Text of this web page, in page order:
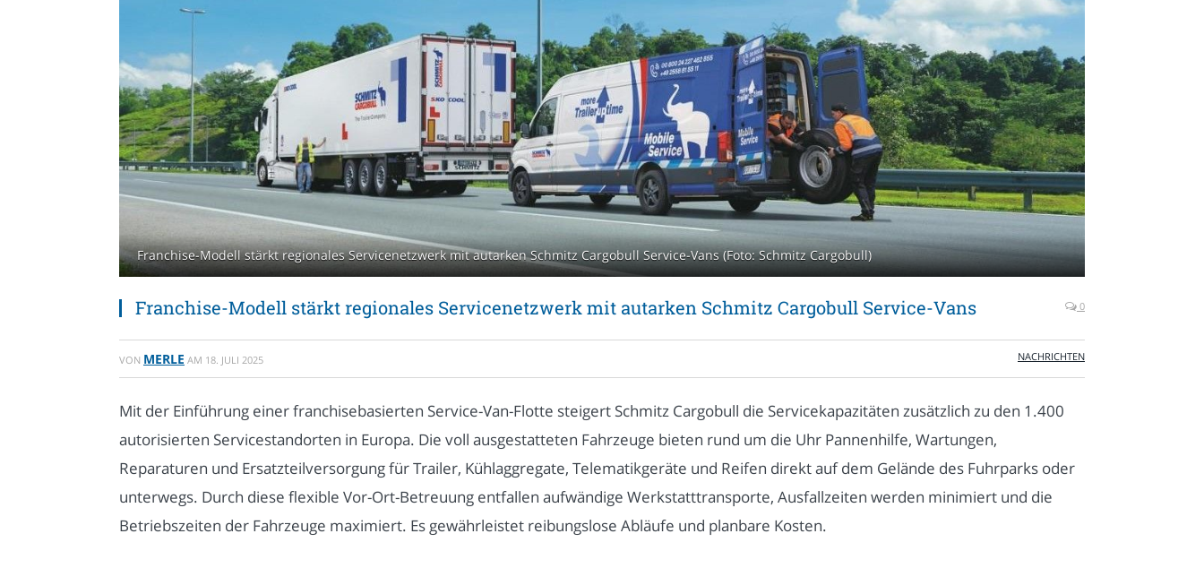
Franchise-Modell stärkt regionales Servicenetzwerk mit autarken Schmitz Cargobull Service-Vans (Foto: Schmitz Cargobull)
Franchise-Modell stärkt regionales Servicenetzwerk mit autarken Schmitz Cargobull Service-Vans 0
VON MERLE AM 18. JULI 2025 NACHRICHTEN
Mit der Einführung einer franchisebasierten Service-Van-Flotte steigert Schmitz Cargobull die Servicekapazitäten zusätzlich zu den 1.400
autorisierten Servicestandorten in Europa. Die voll ausgestatteten Fahrzeuge bieten rund um die Uhr Pannenhilfe, Wartungen,
Reparaturen und Ersatzteilversorgung für Trailer, Kühlaggregate, Telematikgeräte und Reifen direkt auf dem Gelände des Fuhrparks oder
unterwegs. Durch diese flexible Vor-Ort-Betreuung entfallen aufwändige Werkstatttransporte, Ausfallzeiten werden minimiert und die
Betriebszeiten der Fahrzeuge maximiert. Es gewährleistet reibungslose Abläufe und planbare Kosten.